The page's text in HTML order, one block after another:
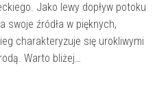
Jako lewy dopływ potoku
swoje źródła w pięknych,
charakteryzuje się urokliwymi
Warto bliżej…